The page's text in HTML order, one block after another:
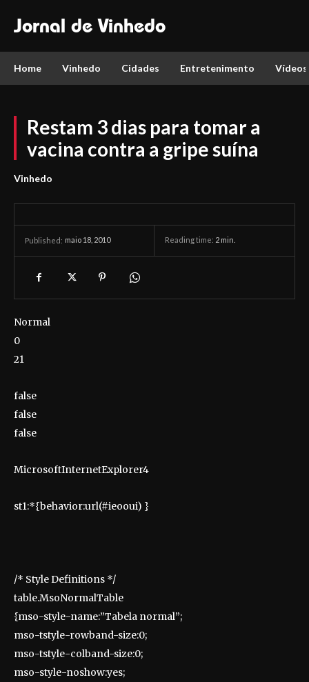
Jornal de Vinhedo
Home Vinhedo Cidades Entretenimento Vídeos
Restam 3 dias para tomar a
vacina contra a gripe suína
Vinhedo
Published: maio 18, 2010 Reading time: 2 min.
Normal
0
21
false
false
false
MicrosoftInternetExplorer4
st1:*{behavior:url(#ieooui) }
/* Style Definitions */
table.MsoNormalTable
{mso-style-name:”Tabela normal”;
mso-tstyle-rowband-size:0;
mso-tstyle-colband-size:0;
mso-style-noshow:yes;